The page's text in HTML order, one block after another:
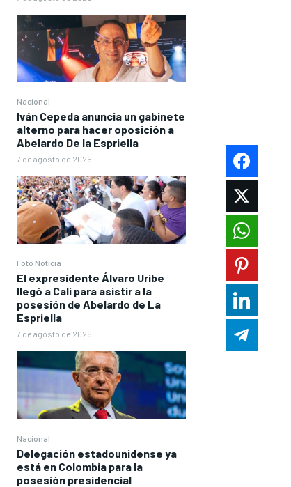
Nacional
Iván Cepeda anuncia un gabinete
alterno para hacer oposición a
Abelardo De la Espriella
7 de agosto de 2026
Foto Noticia
El expresidente Álvaro Uribe
llegó a Cali para asistir a la
posesión de Abelardo de La
Espriella
7 de agosto de 2026
Nacional
Delegación estadounidense ya
está en Colombia para la
posesión presidencial